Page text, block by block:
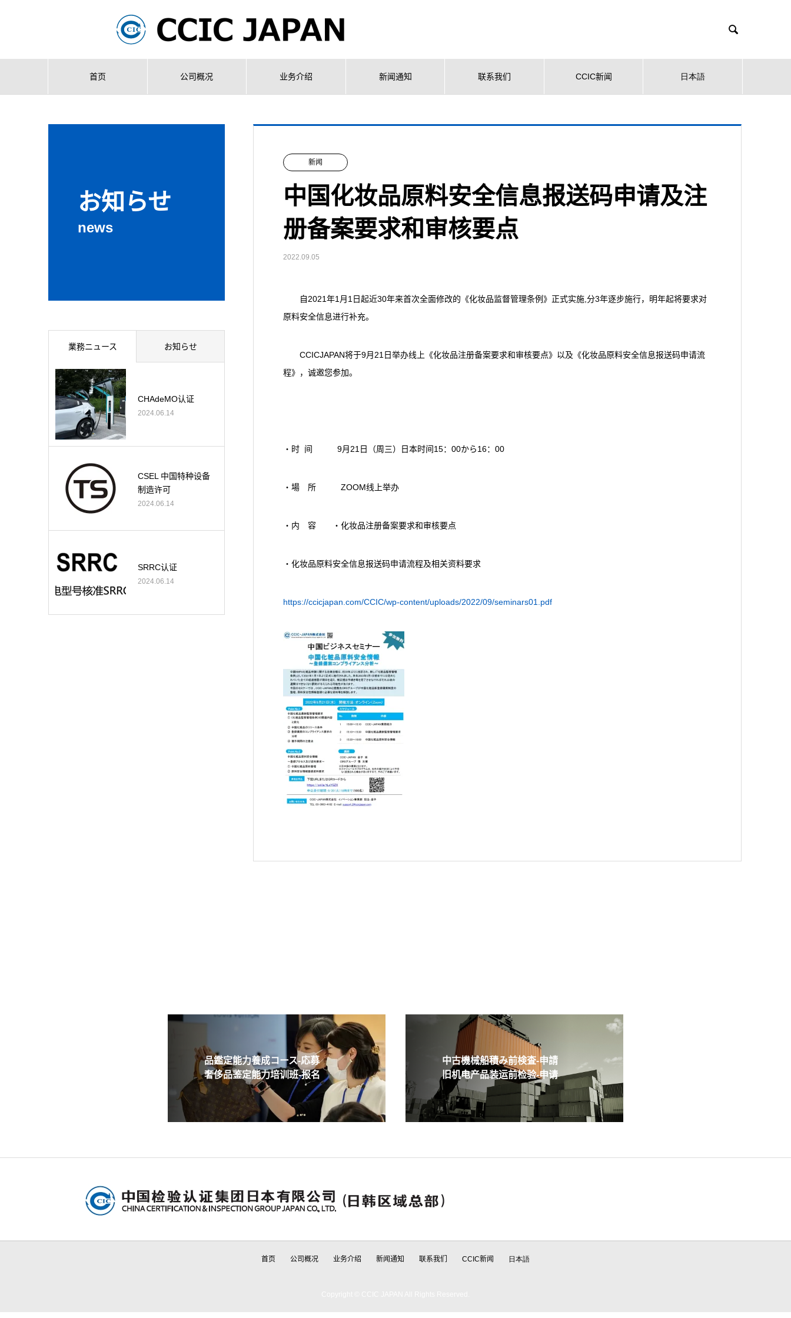

首页 公司概况 业务介绍 新闻通知 联系我们 CCIC新闻 日本語
お知らせ
news
新闻
中国化妆品原料安全信息报送码申请及注
册备案要求和审核要点
2022.09.05
自2021年1月1日起近30年来首次全面修改的《化妆品监督管理条例》正式实施,分3年逐步施行，明年起将要求对
原料安全信息进行补充。
CCICJAPAN将于9月21日举办线上《化妆品注册备案要求和审核要点》以及《化妆品原料安全信息报送码申请流
程》，诚邀您参加。
・时 间 9月21日（周三）日本时间15：00から16：00
・場 所 ZOOM线上举办
・内 容 ・化妆品注册备案要求和审核要点
・化妆品原料安全信息报送码申请流程及相关资料要求
https://ccicjapan.com/CCIC/wp-content/uploads/2022/09/seminars01.pdf
業務ニュース お知らせ
CHAdeMO认证
2024.06.14
CSEL 中国特种设备
制造许可
2024.06.14
SRRC认证
2024.06.14
品鑑定能力養成コース-応募
奢侈品鉴定能力培训班-报名
中古機械船積み前検査-申請
旧机电产品装运前检验-申请
首页 公司概况 业务介绍 新闻通知 联系我们 CCIC新闻 日本語